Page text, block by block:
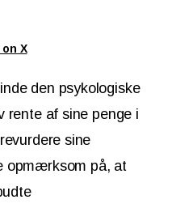
X
den psykologiske
rente af sine penge i
sine
opmærksom på, at